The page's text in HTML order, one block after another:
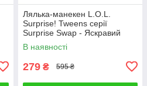
Лялька-манекен L.O.L.
Surprise! Tweens серії
Surprise Swap - Яскравий
образ 593522-1
В наявності
279 ₴ 595 ₴